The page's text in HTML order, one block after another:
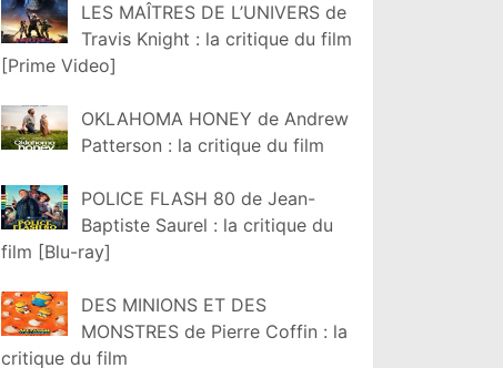
LES MAÎTRES DE L’UNIVERS de
Travis Knight : la critique du film
[Prime Video]
OKLAHOMA HONEY de Andrew
Patterson : la critique du film
POLICE FLASH 80 de Jean-
Baptiste Saurel : la critique du
film [Blu-ray]
DES MINIONS ET DES
MONSTRES de Pierre Coffin : la
critique du film